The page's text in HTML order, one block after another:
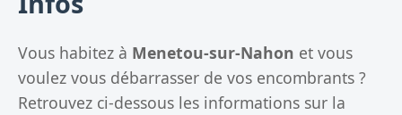
Vous habitez à Menetou-sur-Nahon et vous
voulez vous débarrasser de vos encombrants ?
Retrouvez ci-dessous les informations sur la